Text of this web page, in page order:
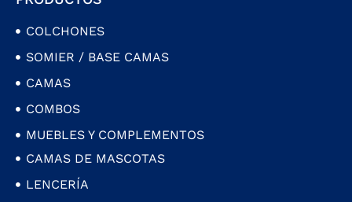
COLCHONES
SOMIER / BASE CAMAS
CAMAS
COMBOS
MUEBLES Y COMPLEMENTOS
CAMAS DE MASCOTAS
LENCERÍA